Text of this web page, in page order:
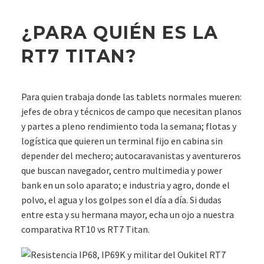
¿PARA QUIÉN ES LA
RT7 TITAN?
Para quien trabaja donde las tablets normales mueren:
jefes de obra y técnicos de campo que necesitan planos
y partes a pleno rendimiento toda la semana; flotas y
logística que quieren un terminal fijo en cabina sin
depender del mechero; autocaravanistas y aventureros
que buscan navegador, centro multimedia y power
bank en un solo aparato; e industria y agro, donde el
polvo, el agua y los golpes son el día a día. Si dudas
entre esta y su hermana mayor, echa un ojo a nuestra
comparativa RT10 vs RT7 Titan.